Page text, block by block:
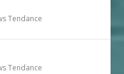
Tendance
Tendance